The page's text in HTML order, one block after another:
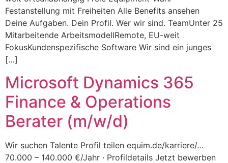
Festanstellung mit Freiheiten Alle Benefits ansehen
Deine Aufgaben. Dein Profil. Wer wir sind. TeamUnter 25
Mitarbeitende ArbeitsmodellRemote, EU-weit
FokusKundenspezifische Software Wir sind ein junges
[…]
Microsoft Dynamics 365
Finance & Operations
Berater (m/w/d)
Wir suchen Talente Profil teilen equim.de/karriere/…
70.000 – 140.000 €/Jahr · Profildetails Jetzt bewerben